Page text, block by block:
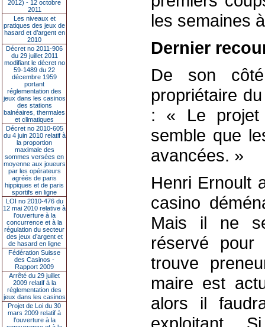
2012) - 12 octobre
2011
Les niveaux et
pratiques des jeux de
hasard et d’argent en
2010
Décret no 2011-906
du 29 juillet 2011
modifiant le décret no
59-1489 du 22
décembre 1959
portant
réglementation des
jeux dans les casinos
des stations
balnéaires, thermales
et climatiques
Décret no 2010-605
du 4 juin 2010 relatif à
la proportion
maximale des
sommes versées en
moyenne aux joueurs
par les opérateurs
agréés de paris
hippiques et de paris
sportifs en ligne
LOI no 2010-476 du
12 mai 2010 relative à
l’ouverture à la
concurrence et à la
régulation du secteur
des jeux d’argent et
de hasard en ligne
Fédération Suisse
des Casinos -
Rapport 2009
Arrêté du 29 juillet
2009 relatif à la
réglementation des
jeux dans les casinos
Projet de Loi du 30
mars 2009 relatif à
l’ouverture à la
les semaines
Dernier
De son
propriétaire
: « Le projet
semble que
avancées. »
Henri Ernoult
casino
Mais il ne
réservé
trouve
maire est
alors il